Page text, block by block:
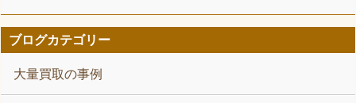
ブログカテゴリー
大量買取の事例